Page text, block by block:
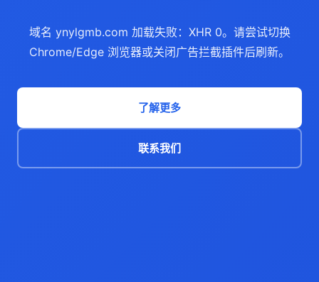
域名 ynylgmb.com 加载失败：XHR 0。请尝试切换
Chrome/Edge 浏览器或关闭广告拦截插件后刷新。
了解更多
联系我们